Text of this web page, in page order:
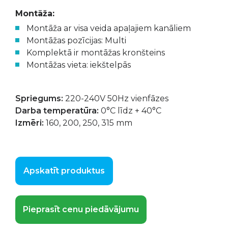
Montāža:
Montāža ar visa veida apaļajiem kanāliem
Montāžas pozīcijas: Multi
Komplektā ir montāžas kronšteins
Montāžas vieta: iekštelpās
Spriegums: 220-240V 50Hz vienfāzes
Darba temperatūra: 0°C līdz + 40°C
Izmēri: 160, 200, 250, 315 mm
Apskatīt produktus
Pieprasīt cenu piedāvājumu